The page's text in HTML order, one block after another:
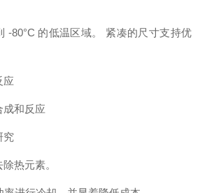
-80°C 的低温区域。 紧凑的尺寸支持优
应
成和反应
究
热元素。